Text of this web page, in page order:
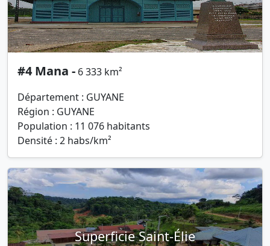
#4 Mana - 6 333 km²
Département : GUYANE
Région : GUYANE
Population : 11 076 habitants
Densité : 2 habs/km²
Superficie Saint-Élie